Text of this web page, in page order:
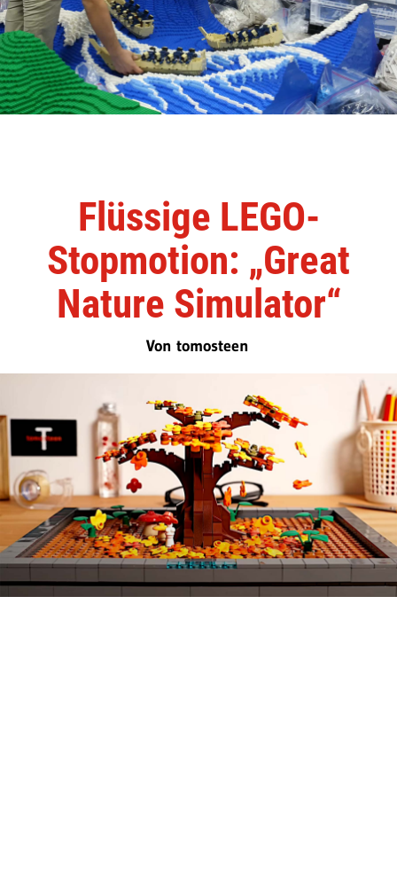
Flüssige LEGO-
Stopmotion: „Great
Nature Simulator“
Von tomosteen